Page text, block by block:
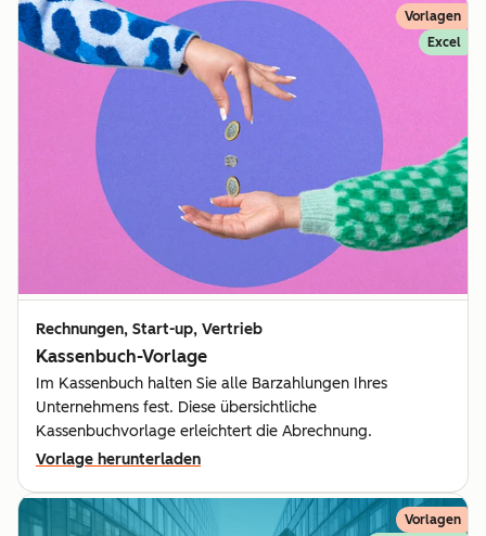
Vorlagen
Excel
Rechnungen, Start-up, Vertrieb
Kassenbuch-Vorlage
Im Kassenbuch halten Sie alle Barzahlungen Ihres
Unternehmens fest. Diese übersichtliche
Kassenbuchvorlage erleichtert die Abrechnung.
Vorlage herunterladen
Vorlagen